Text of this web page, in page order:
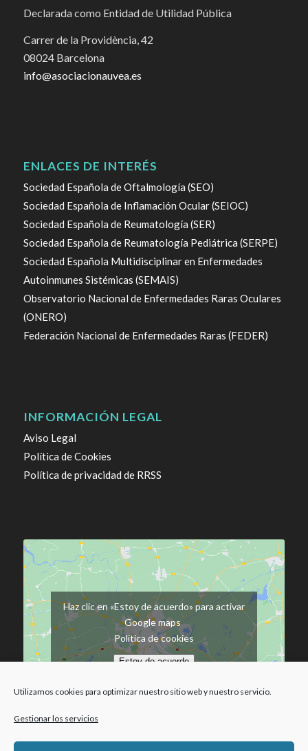
Utilizamos cookies para optimizar nuestro sitio web y nuestro servicio.
Gestionar los servicios
Declarada como Entidad de Utilidad Pública
Carrer de la Providència, 42
08024 Barcelona
info@asociacionauvea.es
ENLACES DE INTERÉS
Sociedad Española de Oftalmología (SEO)
Sociedad Española de Inflamación Ocular (SEIOC)
Sociedad Española de Reumatología (SER)
Sociedad Española de Reumatología Pediátrica (SERPE)
Sociedad Española Multidisciplinar en Enfermedades
Autoinmunes Sistémicas (SEMAIS)
Observatorio Nacional de Enfermedades Raras Oculares
(ONERO)
Federación Nacional de Enfermedades Raras (FEDER)
INFORMACIÓN LEGAL
Aviso Legal
Política de Cookies
Política de privacidad de RRSS
Haz clic en «Estoy de acuerdo» para activar
Google maps
Política de cookies
Estoy de acuerdo